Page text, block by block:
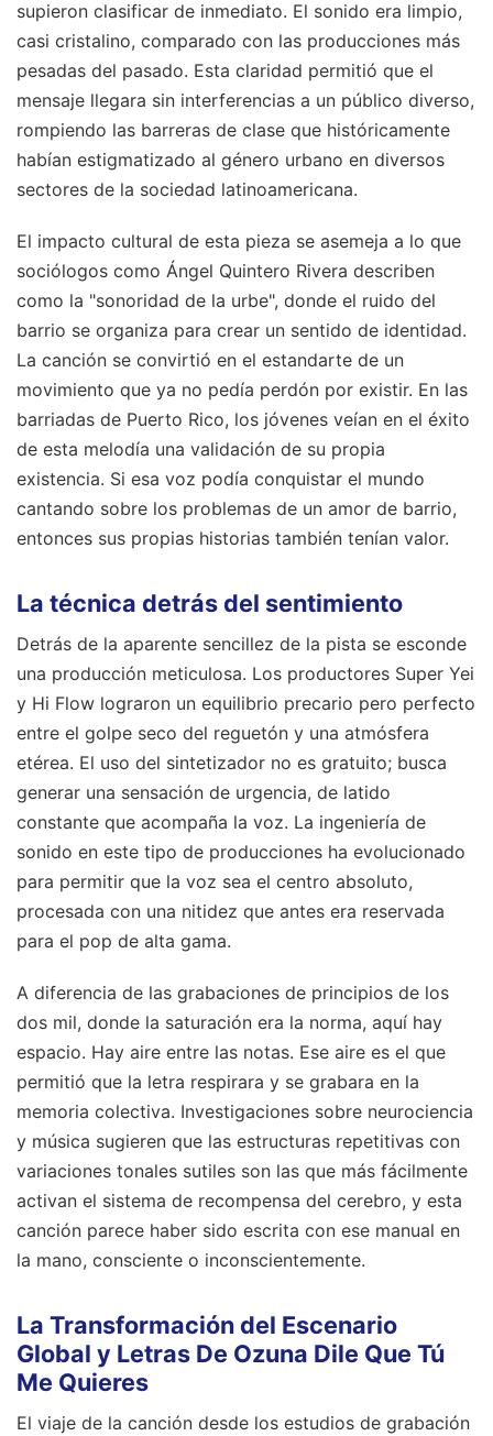
supieron clasificar de inmediato. El sonido era limpio,
casi cristalino, comparado con las producciones más
pesadas del pasado. Esta claridad permitió que el
mensaje llegara sin interferencias a un público diverso,
rompiendo las barreras de clase que históricamente
habían estigmatizado al género urbano en diversos
sectores de la sociedad latinoamericana.
El impacto cultural de esta pieza se asemeja a lo que
sociólogos como Ángel Quintero Rivera describen
como la "sonoridad de la urbe", donde el ruido del
barrio se organiza para crear un sentido de identidad.
La canción se convirtió en el estandarte de un
movimiento que ya no pedía perdón por existir. En las
barriadas de Puerto Rico, los jóvenes veían en el éxito
de esta melodía una validación de su propia
existencia. Si esa voz podía conquistar el mundo
cantando sobre los problemas de un amor de barrio,
entonces sus propias historias también tenían valor.
La técnica detrás del sentimiento
Detrás de la aparente sencillez de la pista se esconde
una producción meticulosa. Los productores Super Yei
y Hi Flow lograron un equilibrio precario pero perfecto
entre el golpe seco del reguetón y una atmósfera
etérea. El uso del sintetizador no es gratuito; busca
generar una sensación de urgencia, de latido
constante que acompaña la voz. La ingeniería de
sonido en este tipo de producciones ha evolucionado
para permitir que la voz sea el centro absoluto,
procesada con una nitidez que antes era reservada
para el pop de alta gama.
A diferencia de las grabaciones de principios de los
dos mil, donde la saturación era la norma, aquí hay
espacio. Hay aire entre las notas. Ese aire es el que
permitió que la letra respirara y se grabara en la
memoria colectiva. Investigaciones sobre neurociencia
y música sugieren que las estructuras repetitivas con
variaciones tonales sutiles son las que más fácilmente
activan el sistema de recompensa del cerebro, y esta
canción parece haber sido escrita con ese manual en
la mano, consciente o inconscientemente.
La Transformación del Escenario
Global y Letras De Ozuna Dile Que Tú
Me Quieres
El viaje de la canción desde los estudios de grabación